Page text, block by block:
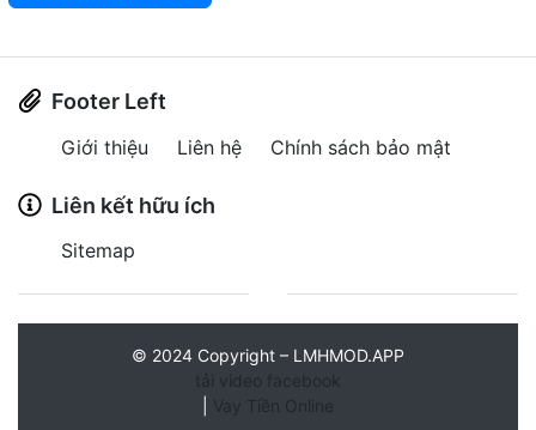
Footer Left
Giới thiệu Liên hệ Chính sách bảo mật
Liên kết hữu ích
Sitemap
© 2024 Copyright – LMHMOD.APP
tải video facebook
Vay Tiền Online